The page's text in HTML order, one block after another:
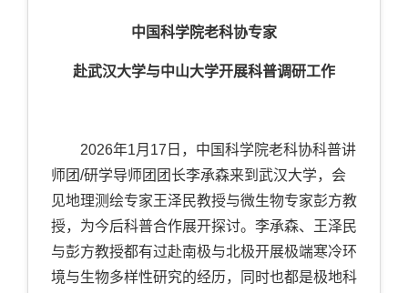
中国科学院老科协专家
赴武汉大学与中山大学开展科普调研工作
2026年1月17日，中国科学院老科协科普讲
师团/研学导师团团长李承森来到武汉大学，会
见地理测绘专家王泽民教授与微生物专家彭方教
授，为今后科普合作展开探讨。李承森、王泽民
与彭方教授都有过赴南极与北极开展极端寒冷环
境与生物多样性研究的经历，同时也都是极地科